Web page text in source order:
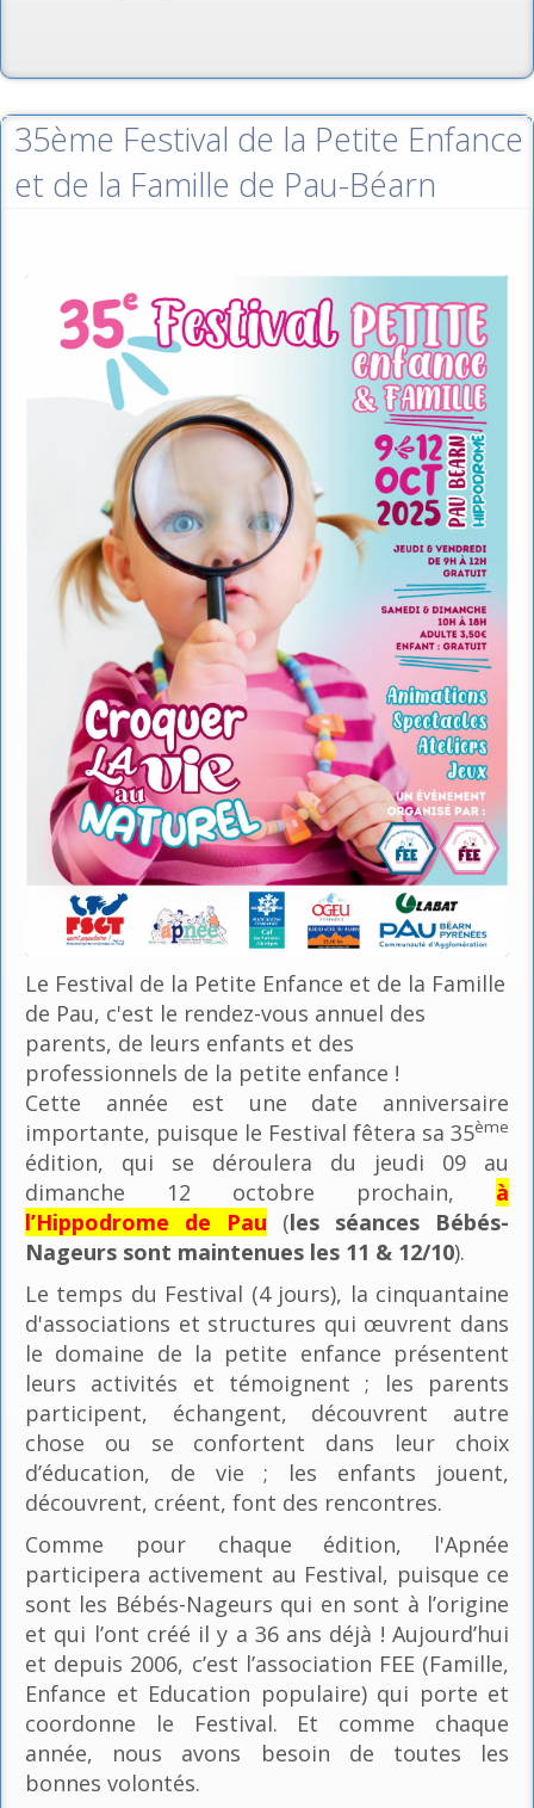
35ème Festival de la Petite Enfance
et de la Famille de Pau-Béarn
Le Festival de la Petite Enfance et de la Famille
de Pau, c'est le rendez-vous annuel des
parents, de leurs enfants et des
professionnels de la petite enfance !
Cette année est une date anniversaire
importante, puisque le Festival fêtera sa 35ème
édition, qui se déroulera du jeudi 09 au
dimanche 12 octobre prochain, à
l’Hippodrome de Pau (les séances Bébés-
Nageurs sont maintenues les 11 & 12/10).
Le temps du Festival (4 jours), la cinquantaine
d'associations et structures qui œuvrent dans
le domaine de la petite enfance présentent
leurs activités et témoignent ; les parents
participent, échangent, découvrent autre
chose ou se confortent dans leur choix
d’éducation, de vie ; les enfants jouent,
découvrent, créent, font des rencontres.
Comme pour chaque édition, l'Apnée
participera activement au Festival, puisque ce
sont les Bébés-Nageurs qui en sont à l’origine
et qui l’ont créé il y a 36 ans déjà ! Aujourd’hui
et depuis 2006, c’est l’association FEE (Famille,
Enfance et Education populaire) qui porte et
coordonne le Festival. Et comme chaque
année, nous avons besoin de toutes les
bonnes volontés.